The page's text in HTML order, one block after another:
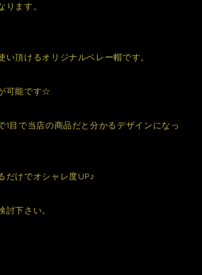
ます。
い頂けるオリジナルベレー帽です。
可能です☆
1目で当店の商品だと分かるデザインになっ
だけでオシャレ度UP♪
討下さい。